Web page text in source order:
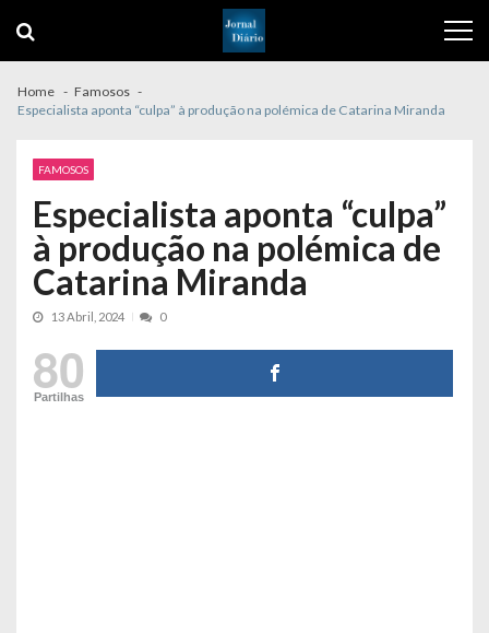
navigation
content
Home
Famosos
Especialista aponta “culpa” à produção na polémica de Catarina Miranda
FAMOSOS
Especialista aponta “culpa”
à produção na polémica de
Catarina Miranda
13 Abril, 2024 0
80
Partilhas